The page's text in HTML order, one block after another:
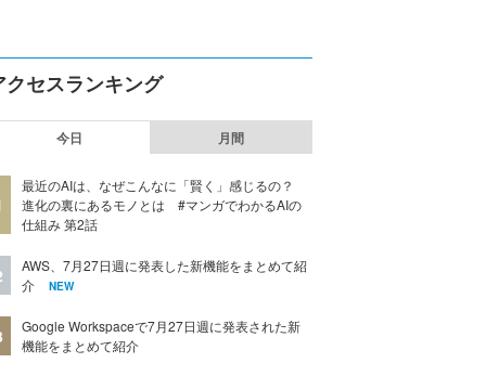
クセスランキング
今日 月間
最近のAIは、なぜこんなに「賢く」感じるの？
進化の裏にあるモノとは #マンガでわかるAIの
仕組み 第2話
AWS、7月27日週に発表した新機能をまとめて紹
介
NEW
Google Workspaceで7月27日週に発表された新
機能をまとめて紹介